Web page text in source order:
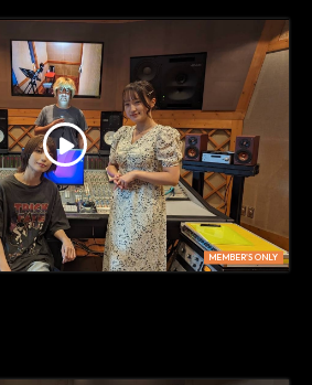
MEMBER'S ONLY